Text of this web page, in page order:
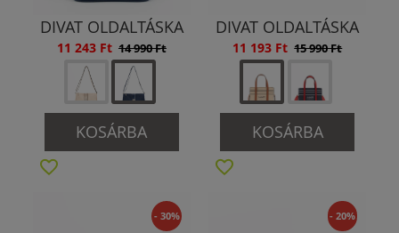
DIVAT OLDALTÁSKA
11 243 Ft 14 990 Ft
KOSÁRBA
DIVAT OLDALTÁSKA
11 193 Ft 15 990 Ft
KOSÁRBA
- 30% - 20%